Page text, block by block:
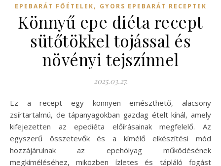
EPEBARÁT FŐÉTELEK, GYORS EPEBARÁT RECEPTEK
Könnyű epe diéta recept
sütőtökkel tojással és
növényi tejszínnel
2025.03.27.
Ez a recept egy könnyen emészthető, alacsony
zsírtartalmú, de tápanyagokban gazdag ételt kínál, amely
kifejezetten az epediéta előírásainak megfelelő. Az
egyszerű összetevők és a kímélő elkészítési mód
hozzájárulnak az epehólyag működésének
megkíméléséhez, miközben ízletes és tápláló fogást